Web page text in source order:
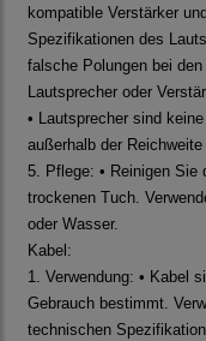
kompatible Verstärker
Spezifikationen des
falsche Polungen bei
Lautsprecher oder
• Lautsprecher sind
außerhalb der
5. Pflege: • Reinigen Sie
trockenen Tuch.
oder Wasser.
Kabel:
1. Verwendung: • Kabel
Gebrauch bestimmt.
technischen